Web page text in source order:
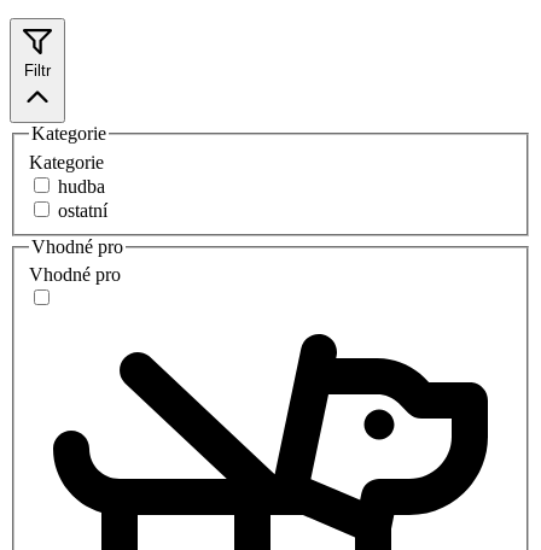
Filtr
Kategorie
Kategorie
hudba
ostatní
Vhodné pro
Vhodné pro